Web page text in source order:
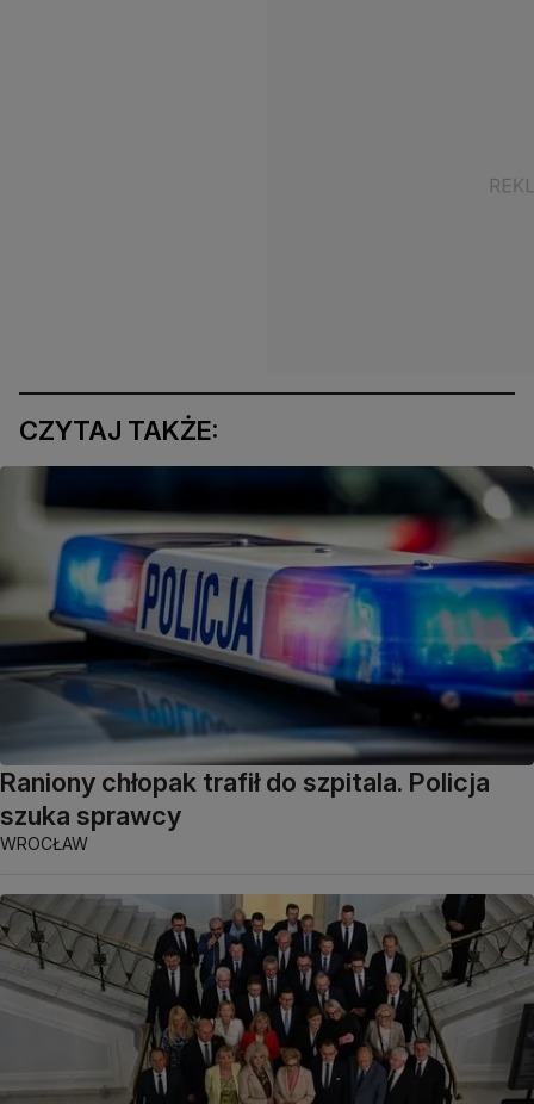
CZYTAJ TAKŻE:
Raniony chłopak trafił do szpitala. Policja
szuka sprawcy
WROCŁAW